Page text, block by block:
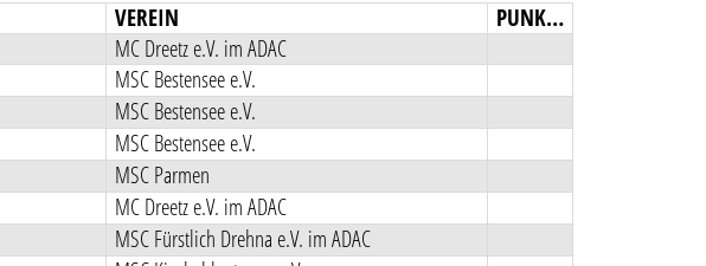
VEREIN
PUNKTE
MC Dreetz e.V. im ADAC
MSC Bestensee e.V.
MSC Bestensee e.V.
MSC Bestensee e.V.
MSC Parmen
MC Dreetz e.V. im ADAC
MSC Fürstlich Drehna e.V. im ADAC